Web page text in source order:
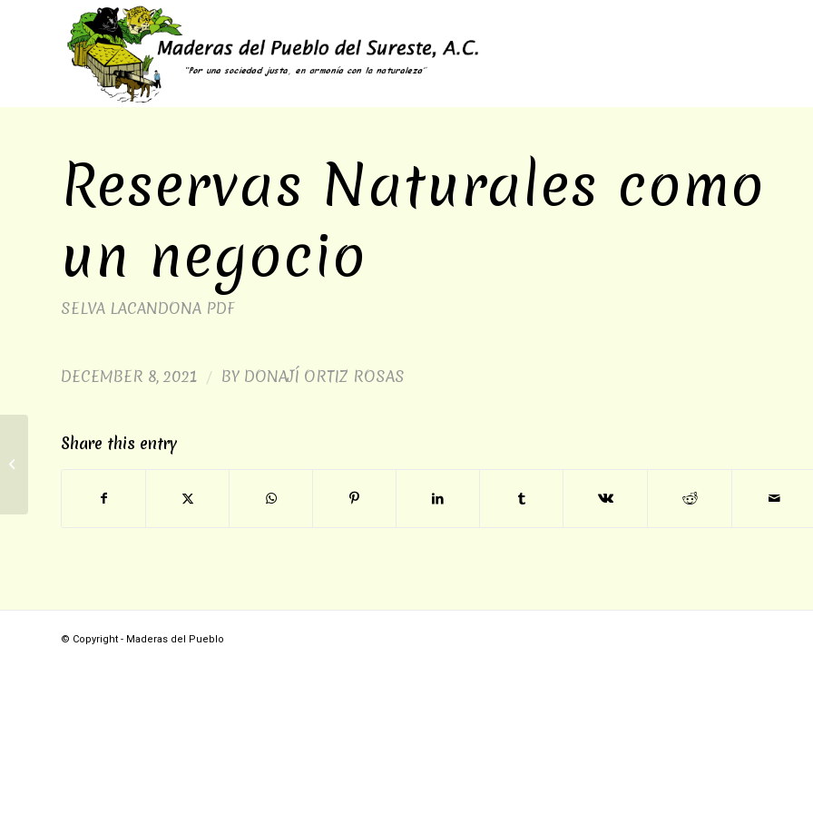
Reservas Naturales como
un negocio
SELVA LACANDONA PDF
DECEMBER 8, 2021 / BY DONAJÍ ORTIZ ROSAS
Share this entry
© Copyright - Maderas del Pueblo
TERRITORIOS INDÍGENAS, BIENES